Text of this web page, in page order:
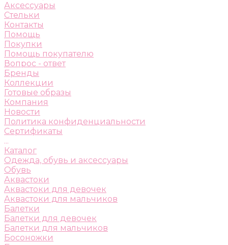
Аксессуары
Стельки
Контакты
Помощь
Покупки
Помощь покупателю
Вопрос - ответ
Бренды
Коллекции
Готовые образы
Компания
Новости
Политика конфиденциальности
Сертификаты
...
Каталог
Одежда, обувь и аксессуары
Обувь
Аквастоки
Аквастоки для девочек
Аквастоки для мальчиков
Балетки
Балетки для девочек
Балетки для мальчиков
Босоножки